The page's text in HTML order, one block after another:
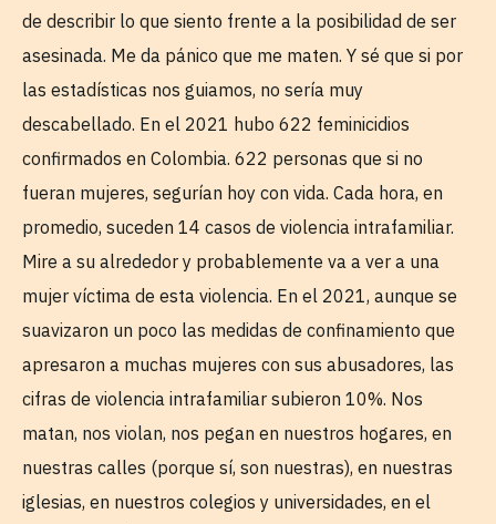
de describir lo que siento frente a la posibilidad de ser
asesinada. Me da pánico que me maten. Y sé que si por
las estadísticas nos guiamos, no sería muy
descabellado. En el 2021 hubo 622 feminicidios
confirmados en Colombia. 622 personas que si no
fueran mujeres, segurían hoy con vida. Cada hora, en
promedio, suceden 14 casos de violencia intrafamiliar.
Mire a su alrededor y probablemente va a ver a una
mujer víctima de esta violencia. En el 2021, aunque se
suavizaron un poco las medidas de confinamiento que
apresaron a muchas mujeres con sus abusadores, las
cifras de violencia intrafamiliar subieron 10%. Nos
matan, nos violan, nos pegan en nuestros hogares, en
nuestras calles (porque sí, son nuestras), en nuestras
iglesias, en nuestros colegios y universidades, en el